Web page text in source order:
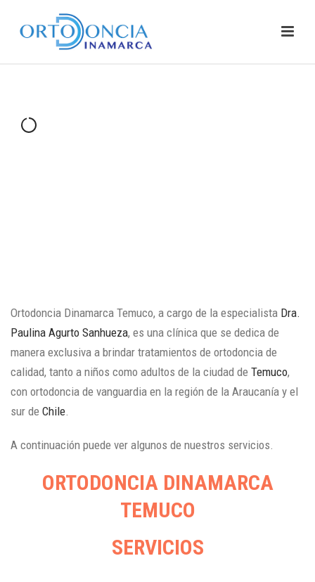
Ortodoncia Dinamarca Temuco, a cargo de la especialista Dra.
Paulina Agurto Sanhueza, es una clínica que se dedica de
manera exclusiva a brindar tratamientos de ortodoncia de
calidad, tanto a niños como adultos de la ciudad de Temuco,
con ortodoncia de vanguardia en la región de la Araucanía y el
sur de Chile.
A continuación puede ver algunos de nuestros servicios.
ORTODONCIA DINAMARCA
TEMUCO
SERVICIOS